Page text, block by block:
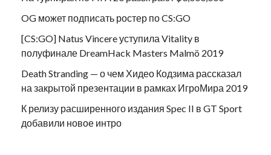
OG может подписать ростер по CS:GO
[CS:GO] Natus Vincere уступила Vitality в
полуфинале DreamHack Masters Malmö 2019
Death Stranding — о чем Хидео Кодзима рассказал
на закрытой презентации в рамках ИгроМира 2019
К релизу расширенного издания Spec II в GT Sport
добавили новое интро